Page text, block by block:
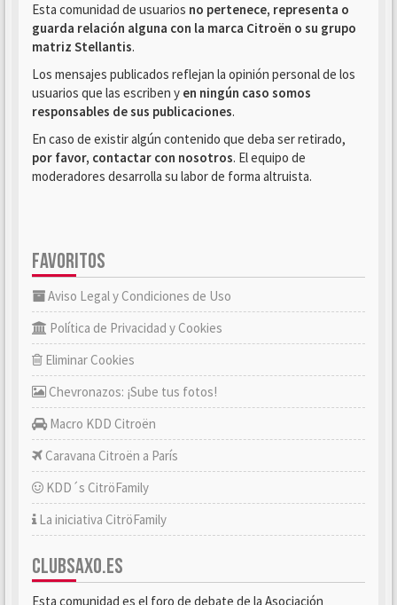
Esta comunidad de usuarios no pertenece, representa o
guarda relación alguna con la marca Citroën o su grupo
matriz Stellantis.
Los mensajes publicados reflejan la opinión personal de los
usuarios que las escriben y en ningún caso somos
responsables de sus publicaciones.
En caso de existir algún contenido que deba ser retirado,
por favor, contactar con nosotros. El equipo de
moderadores desarrolla su labor de forma altruista.
FAVORITOS
Aviso Legal y Condiciones de Uso
Política de Privacidad y Cookies
Eliminar Cookies
Chevronazos: ¡Sube tus fotos!
Macro KDD Citroën
Caravana Citroën a París
KDD´s CitröFamily
La iniciativa CitröFamily
CLUBSAXO.ES
Esta comunidad es el foro de debate de la Asociación